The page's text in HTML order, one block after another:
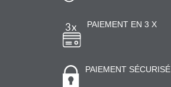
PAIEMENT EN 3 X
PAIEMENT SÉCURISÉ